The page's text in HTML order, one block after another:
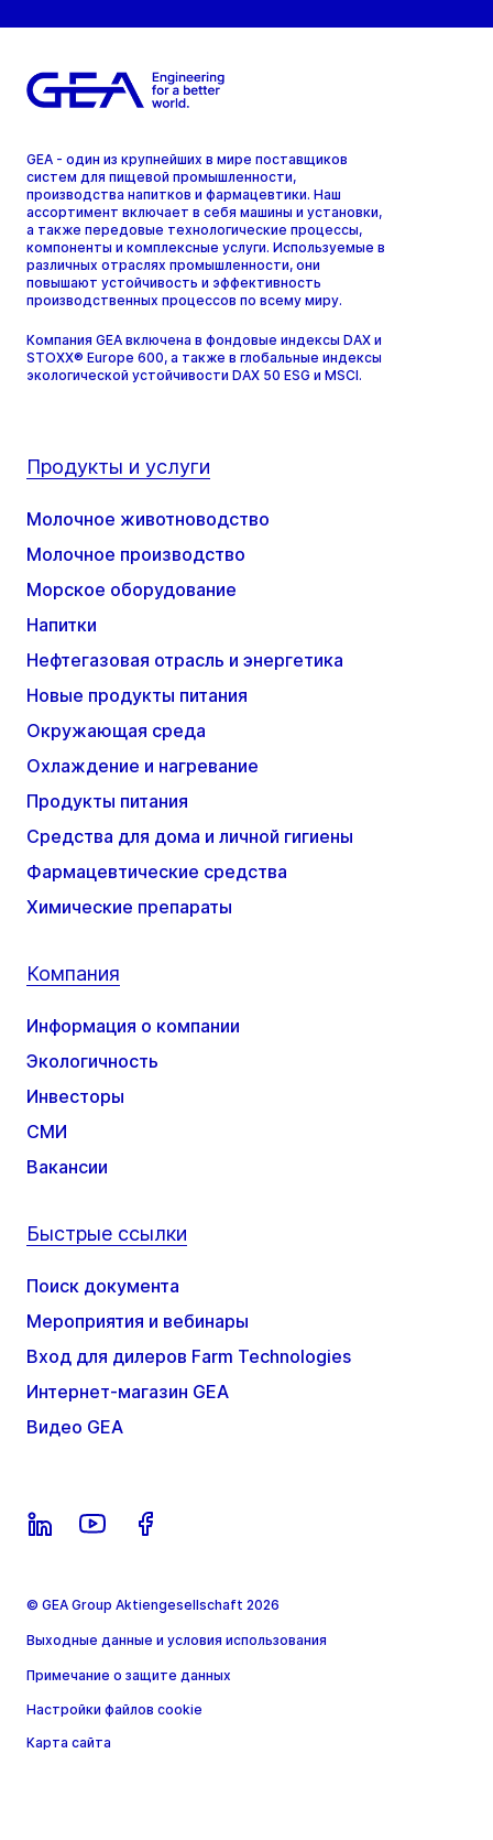
GEA - один из крупнейших в мире поставщиков
систем для пищевой промышленности,
производства напитков и фармацевтики. Наш
ассортимент включает в себя машины и установки,
а также передовые технологические процессы,
компоненты и комплексные услуги. Используемые в
различных отраслях промышленности, они
повышают устойчивость и эффективность
производственных процессов по всему миру.
Компания GEA включена в фондовые индексы DAX и
STOXX® Europe 600, а также в глобальные индексы
экологической устойчивости DAX 50 ESG и MSCI.
Продукты и услуги
Молочное животноводство
Молочное производство
Морское оборудование
Напитки
Нефтегазовая отрасль и энергетика
Новые продукты питания
Окружающая среда
Охлаждение и нагревание
Продукты питания
Средства для дома и личной гигиены
Фармацевтические средства
Химические препараты
Компания
Информация о компании
Экологичность
Инвесторы
СМИ
Вакансии
Быстрые ссылки
Поиск документа
Мероприятия и вебинары
Вход для дилеров Farm Technologies
Интернет-магазин GEA
Видео GEA
© GEA Group Aktiengesellschaft 2026
Выходные данные и условия использования
Примечание о защите данных
Настройки файлов cookie
Карта сайта